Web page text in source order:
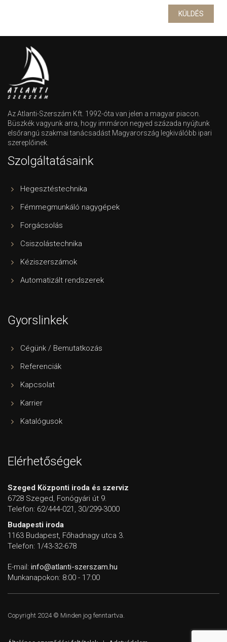
Az Atlanti-Szerszám Kft. 1992-óta van jelen a magyar piacon.
Büszkék vagyunk arra, hogy immáron negyed százada nyújtunk
elsőrangú szakmai tanácsadást Magyarország legkiválóbb ipari
szereplőinek.
Szolgáltatásaink
Hegesztéstechnika
Fémmegmunkáló nagygépek
Forgácsolás
Csiszolástechnika
Kéziszerszámok
Automatizált rendszerek
Gyorslinkek
Cégünk / Bemutatkozás
Referenciák
Kapcsolat
Karrier
Katalógusok
Elérhetőségek
Szeged Központi iroda és szerviz
6728 Szeged, Fonógyári út 9.
Telefon: 62/444-021, 30/299-3000
Budapesti iroda
1163 Budapest, Főhadnagy utca 3.
Telefon: 1/43-32-678
E-mail: info@atlanti-szerszam.hu
Munkanapokon: 8:00 - 17:00
Copyright 2024 © Minden jog fenntartva.